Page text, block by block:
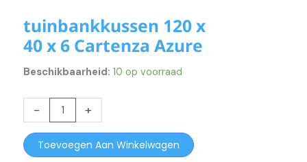
tuinbankkussen 120 x
40 x 6 Cartenza Azure
Beschikbaarheid: 10 op voorraad
-
tuinbankkussen
120
x
40
+
Toevoegen Aan Winkelwagen